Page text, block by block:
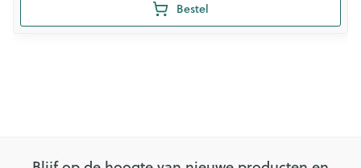
Bestel